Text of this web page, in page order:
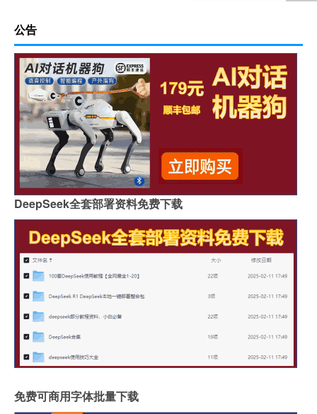
公告
DeepSeek全套部署资料免费下载
免费可商用字体批量下载